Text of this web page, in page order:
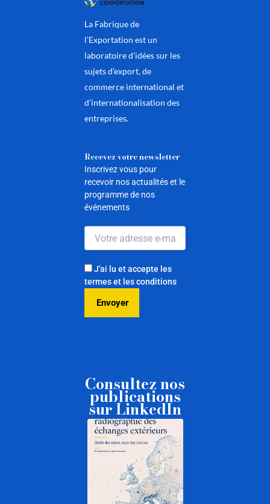
La Fabrique de
l’Exportation est un
laboratoire d’idées sur les
sujets d’export, de
commerce international et
d’internationalisation des
entreprises.
Recevez votre newsletter
Inscrivez vous pour
recevoir nos actualités et le
programme de nos
événements
J'ai lu et accepte les
termes et les conditions
Consultez nos
publications
sur LinkedIn